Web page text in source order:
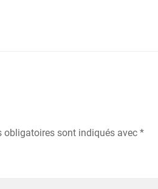
obligatoires sont indiqués avec *